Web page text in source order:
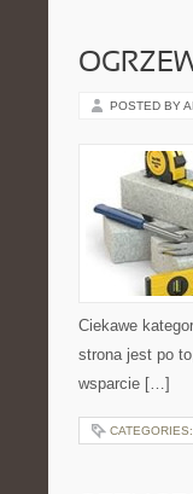
POSTED BY
Ciekawe
strona jest po
wsparcie […]
CATEGORIES: